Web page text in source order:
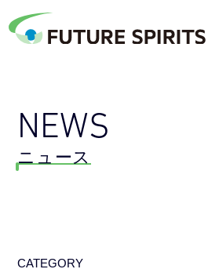
NEWS
ニュース
CATEGORY